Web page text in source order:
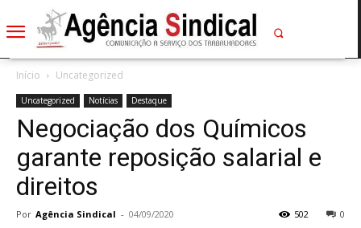
Início Uncategorized
Uncategorized Notícias Destaque
Negociação dos Químicos
garante reposição salarial e
direitos
Por Agência Sindical - 04/09/2020 0
502